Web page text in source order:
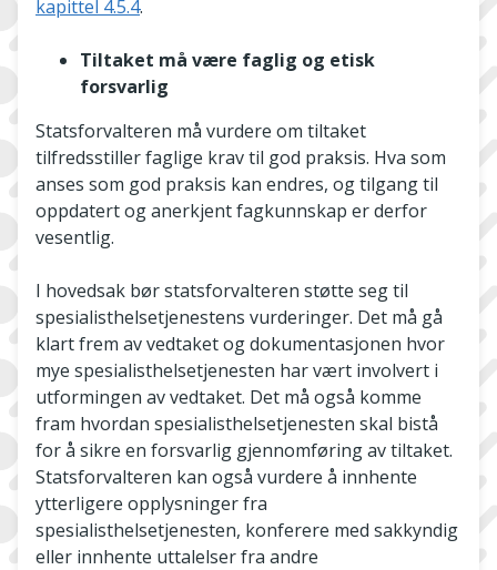
kapittel 4.5.4.
Tiltaket må være faglig og etisk
forsvarlig
Statsforvalteren må vurdere om tiltaket
tilfredsstiller faglige krav til god praksis. Hva som
anses som god praksis kan endres, og tilgang til
oppdatert og anerkjent fagkunnskap er derfor
vesentlig.
I hovedsak bør statsforvalteren støtte seg til
spesialisthelsetjenestens vurderinger. Det må gå
klart frem av vedtaket og dokumentasjonen hvor
mye spesialisthelsetjenesten har vært involvert i
utformingen av vedtaket. Det må også komme
fram hvordan spesialisthelsetjenesten skal bistå
for å sikre en forsvarlig gjennomføring av tiltaket.
Statsforvalteren kan også vurdere å innhente
ytterligere opplysninger fra
spesialisthelsetjenesten, konferere med sakkyndig
eller innhente uttalelser fra andre